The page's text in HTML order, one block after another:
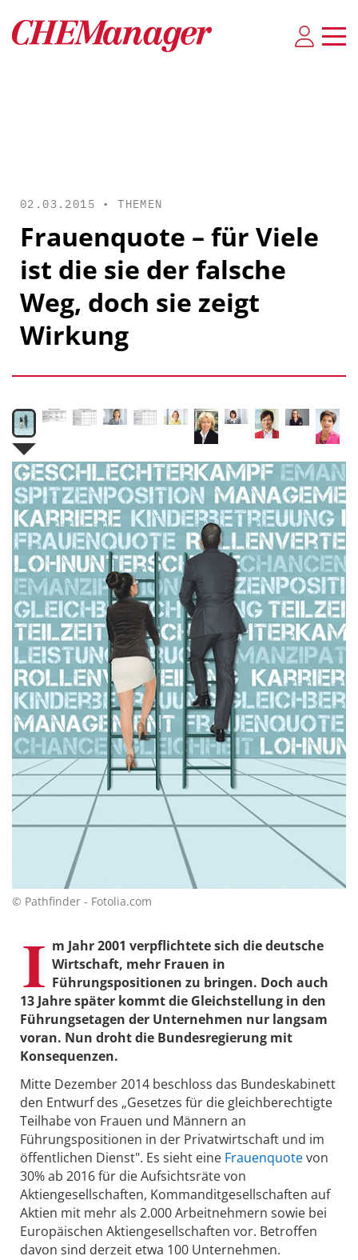
02.03.2015 •THEMEN
Frauenquote – für Viele
ist die sie der falsche
Weg, doch sie zeigt
Wirkung
© Pathfinder - Fotolia.com
I m Jahr 2001 verpflichtete sich die deutsche
Wirtschaft, mehr Frauen in
Führungspositionen zu bringen. Doch auch
13 Jahre später kommt die Gleichstellung in den
Führungsetagen der Unternehmen nur langsam
voran. Nun droht die Bundesregierung mit
Konsequenzen.
Mitte Dezember 2014 beschloss das Bundeskabinett
den Entwurf des „Gesetzes für die gleichberechtigte
Teilhabe von Frauen und Männern an
Führungspositionen in der Privatwirtschaft und im
öffentlichen Dienst". Es sieht eine Frauenquotevon
30% ab 2016 für die Aufsichtsräte von
Aktiengesellschaften, Kommanditgesellschaften auf
Aktien mit mehr als 2.000 Arbeitnehmern sowie bei
Europäischen Aktiengesellschaften vor. Betroffen
davon sind derzeit etwa 100 Unternehmen.